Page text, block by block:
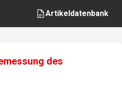
Artikeldatenbank
des